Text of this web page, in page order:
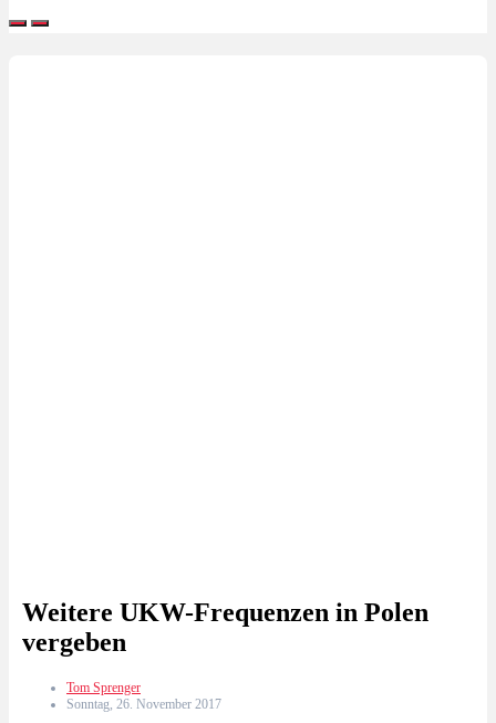
Weitere UKW-Frequenzen in Polen
vergeben
Tom Sprenger
Sonntag, 26. November 2017